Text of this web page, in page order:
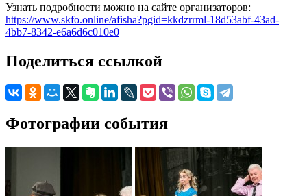
Узнать подробности можно на сайте организаторов:
https://www.skfo.online/afisha?pgid=kkdzrrml-18d53abf-43ad-
4bb7-8342-e6a6d6c010e0
Поделиться ссылкой
Фотографии события